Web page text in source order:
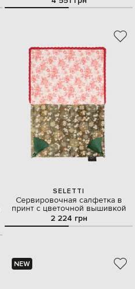
SELETTI
Сервировочная салфетка в
принт с цветочной вышивкой
2 224 грн
NEW